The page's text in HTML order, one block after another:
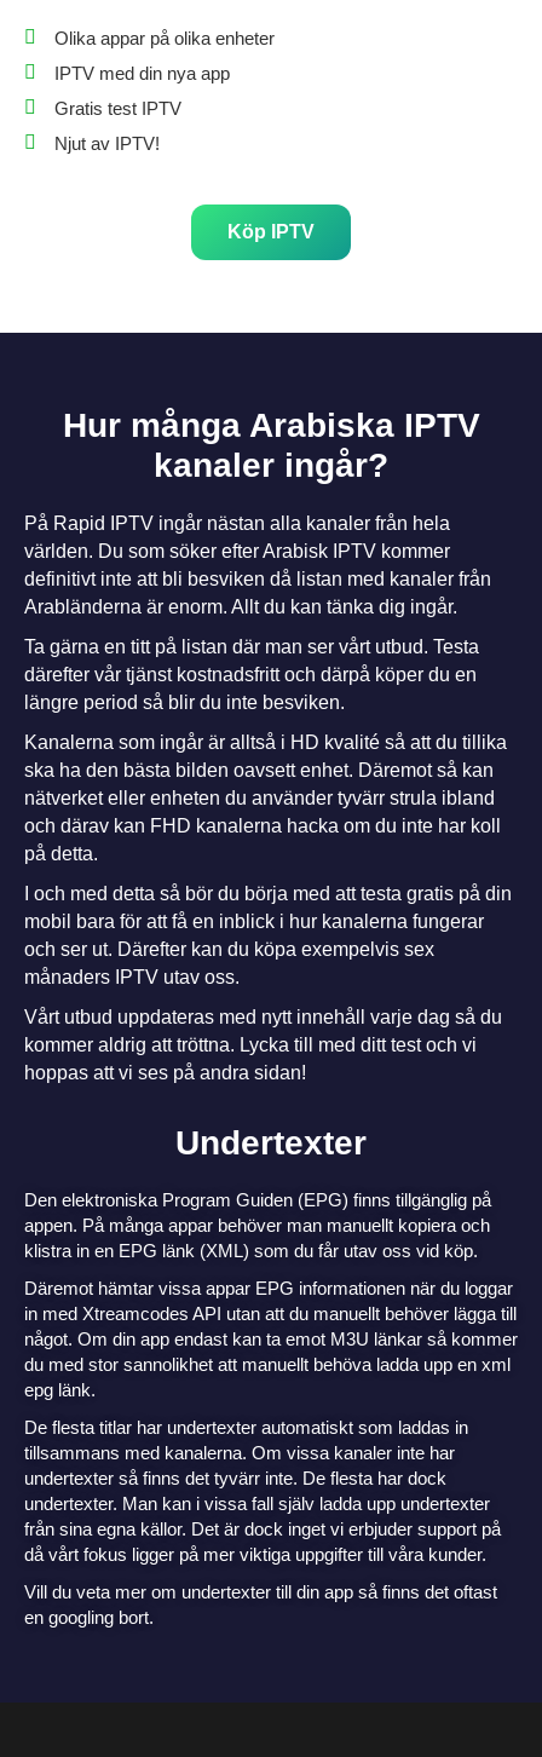
Olika appar på olika enheter
IPTV med din nya app
Gratis test IPTV
Njut av IPTV!
Köp IPTV
Hur många Arabiska IPTV
kanaler ingår?
På Rapid IPTV ingår nästan alla kanaler från hela
världen. Du som söker efter Arabisk IPTV kommer
definitivt inte att bli besviken då listan med kanaler från
Arabländerna är enorm. Allt du kan tänka dig ingår.
Ta gärna en titt på listan där man ser vårt utbud. Testa
därefter vår tjänst kostnadsfritt och därpå köper du en
längre period så blir du inte besviken.
Kanalerna som ingår är alltså i HD kvalité så att du tillika
ska ha den bästa bilden oavsett enhet. Däremot så kan
nätverket eller enheten du använder tyvärr strula ibland
och därav kan FHD kanalerna hacka om du inte har koll
på detta.
I och med detta så bör du börja med att testa gratis på din
mobil bara för att få en inblick i hur kanalerna fungerar
och ser ut. Därefter kan du köpa exempelvis sex
månaders IPTV utav oss.
Vårt utbud uppdateras med nytt innehåll varje dag så du
kommer aldrig att tröttna. Lycka till med ditt test och vi
hoppas att vi ses på andra sidan!
Undertexter
Den elektroniska Program Guiden (EPG) finns tillgänglig på
appen. På många appar behöver man manuellt kopiera och
klistra in en EPG länk (XML) som du får utav oss vid köp.
Däremot hämtar vissa appar EPG informationen när du loggar
in med Xtreamcodes API utan att du manuellt behöver lägga till
något. Om din app endast kan ta emot M3U länkar så kommer
du med stor sannolikhet att manuellt behöva ladda upp en xml
epg länk.
De flesta titlar har undertexter automatiskt som laddas in
tillsammans med kanalerna. Om vissa kanaler inte har
undertexter så finns det tyvärr inte. De flesta har dock
undertexter. Man kan i vissa fall själv ladda upp undertexter
från sina egna källor. Det är dock inget vi erbjuder support på
då vårt fokus ligger på mer viktiga uppgifter till våra kunder.
Vill du veta mer om undertexter till din app så finns det oftast
en googling bort.